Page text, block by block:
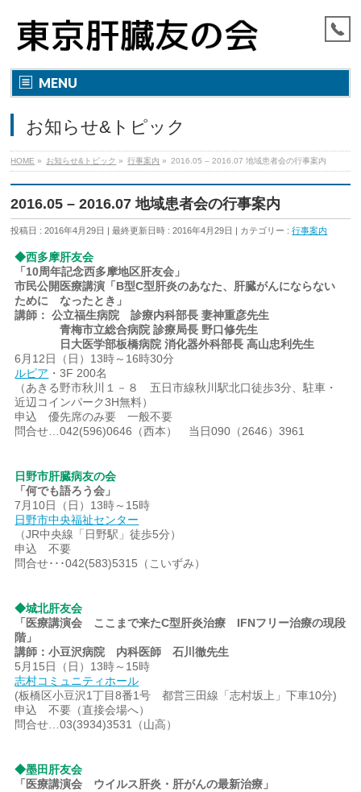
MENU
お知らせ&トピック
HOME » お知らせ&トピック » 行事案内 » 2016.05 – 2016.07 地域患者会の行事案内
2016.05 – 2016.07 地域患者会の行事案内
投稿日 : 2016年4月29日 最終更新日時 : 2016年4月29日 カテゴリー :行事案内
◆西多摩肝友会
「10周年記念西多摩地区肝友会」
市民公開医療講演「B型C型肝炎のあなた、肝臓がんにならない
ために なったとき」
講師： 公立福生病院 診療内科部長 妻神重彦先生
青梅市立総合病院 診療局長 野口修先生
日大医学部板橋病院 消化器外科部長 高山忠利先生
6月12日（日）13時～16時30分
ルピア ・3F 200名
（あきる野市秋川１－８ 五日市線秋川駅北口徒歩3分、駐車・
近辺コインパーク3H無料）
申込 優先席のみ要 一般不要
問合せ…042(596)0646（西本） 当日090（2646）3961
日野市肝臓病友の会
「何でも語ろう会」
7月10日（日）13時～15時
日野市中央福祉センター
（JR中央線「日野駅」徒歩5分）
申込 不要
問合せ･･･042(583)5315（こいずみ）
◆城北肝友会
「医療講演会 ここまで来たC型肝炎治療 IFNフリー治療の現段
階」
講師：小豆沢病院 内科医師 石川徹先生
5月15日（日）13時～15時
志村コミュニティホール
(板橋区小豆沢1丁目8番1号 都営三田線「志村坂上」下車10分)
申込 不要（直接会場へ）
問合せ…03(3934)3531（山高）
◆墨田肝友会
「医療講演会 ウイルス肝炎・肝がんの最新治療」